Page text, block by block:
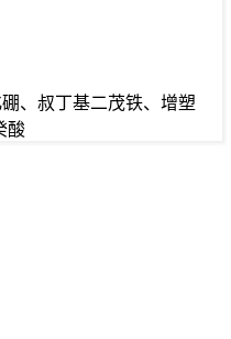
、叔丁基二茂铁、增塑
酸